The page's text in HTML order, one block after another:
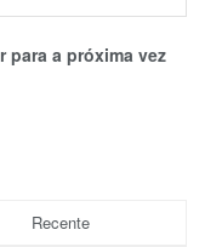
para a próxima vez
Recente